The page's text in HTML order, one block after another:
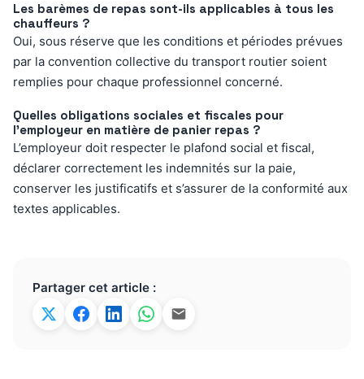
Les barèmes de repas sont-ils applicables à tous les
chauffeurs ?
Oui, sous réserve que les conditions et périodes prévues
par la convention collective du transport routier soient
remplies pour chaque professionnel concerné.
Quelles obligations sociales et fiscales pour
l’employeur en matière de panier repas ?
L’employeur doit respecter le plafond social et fiscal,
déclarer correctement les indemnités sur la paie,
conserver les justificatifs et s’assurer de la conformité aux
textes applicables.
Partager cet article :